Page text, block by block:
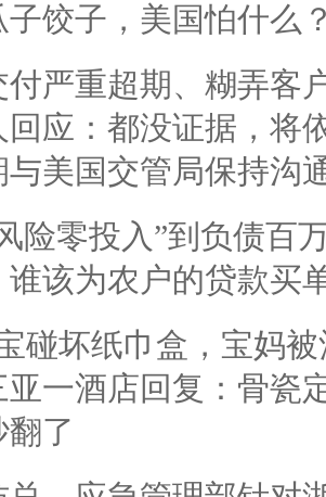
子饺子，美国怕什么
付严重超期、糊弄客
回应：都没证据，将
与美国交管局保持沟
险零投入”到负债百
谁该为农户的贷款买
碰坏纸巾盒，宝妈
亚一酒店回复：骨瓷
了